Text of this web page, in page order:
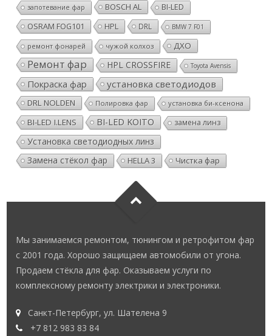
запотевание фар BOSCH AL BI-LED
OSRAM FOG101 HPL DRL BMW 7 F01
ремонт фонарей чужой колхоз ДХО
Ремонт фар HPL CROSSFIRE Toyota Avensis
Покраска фар установка светодиодов
DRL NOLDEN Полировка фар установка би-ксенона
BI-LED I.LENS BI-LED KOITO замена линз
Установка светодиодных линз
Замена стёкол фар
HELLA 3 Чистка фар
Мы занимаемся ремонтом, тюнингом и ретрофитом фар
с 2001 года. Хорошо защищаем автомобили от угона.
Продаем стёкла для фар. Оказываем услуги по
комплексному ремонту электрики и электроники.
Санкт-Петербург, ул. Шателена 9
+7 812 983 83 84